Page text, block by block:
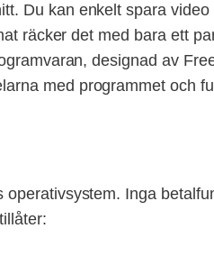
Du kan enkelt spara
räcker det med bara ett
designad av
med programmet och
Inga